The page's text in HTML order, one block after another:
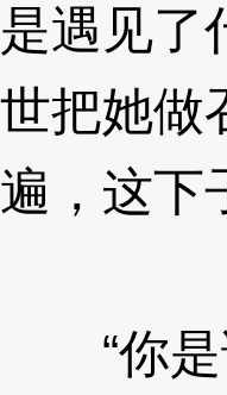
是遇见了
世把她做
遍，这下
“你是